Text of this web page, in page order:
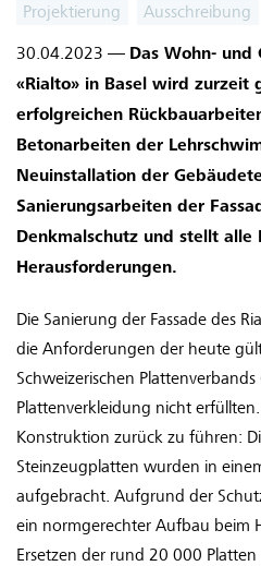
Projektierung Ausschreibung
30.04.2023 — Das Wohn- und
«Rialto» in Basel wird zurzeit
erfolgreichen
Betonarbeiten der
Neuinstallation der
Sanierungsarbeiten der
Denkmalschutz und stellt
Herausforderungen.
Die Sanierung der Fassade des
die Anforderungen der heute
Schweizerischen Plattenverbands
Plattenverkleidung nicht
Konstruktion zurück zu führen:
Steinzeugplatten wurden in
aufgebracht. Aufgrund der
ein normgerechter Aufbau beim
Ersetzen der rund 20 000